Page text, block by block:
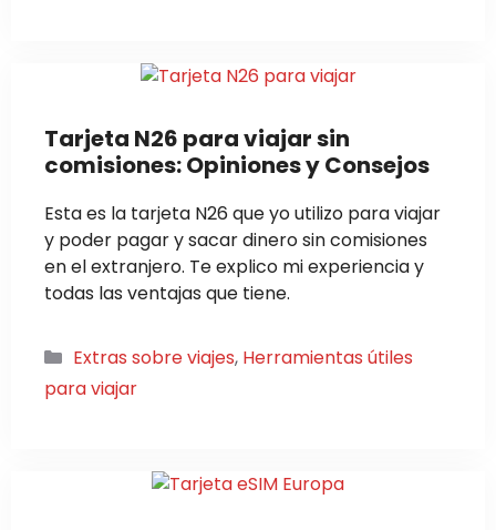
Tarjeta N26 para viajar sin
comisiones: Opiniones y Consejos
Esta es la tarjeta N26 que yo utilizo para viajar
y poder pagar y sacar dinero sin comisiones
en el extranjero. Te explico mi experiencia y
todas las ventajas que tiene.
Categorías
Extras sobre viajes, Herramientas útiles
para viajar